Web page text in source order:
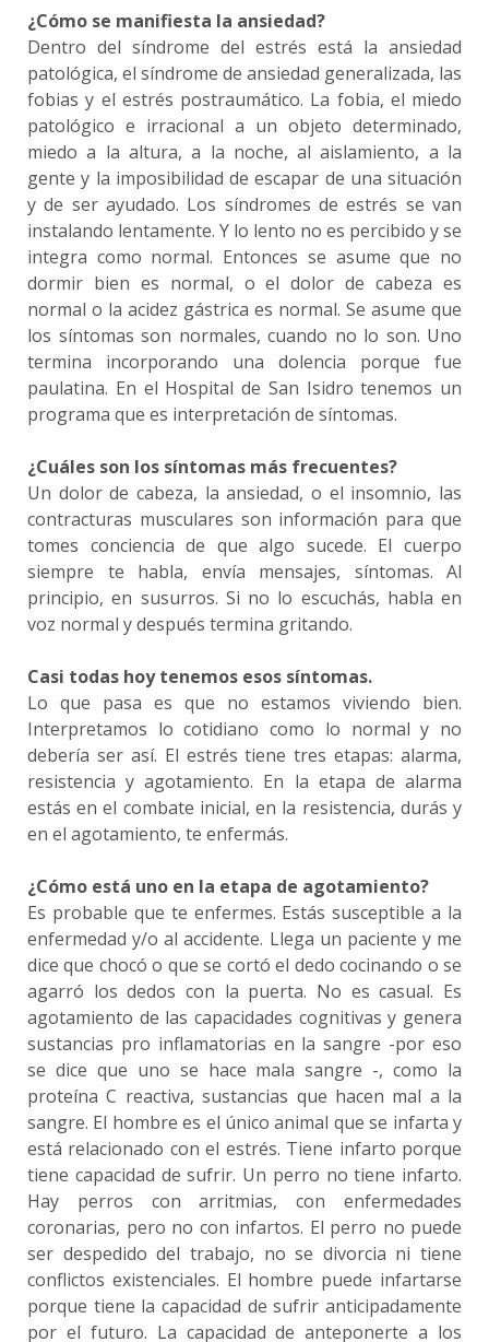
¿Cómo se manifiesta la ansiedad?
Dentro del síndrome del estrés está la ansiedad
patológica, el síndrome de ansiedad generalizada, las
fobias y el estrés postraumático. La fobia, el miedo
patológico e irracional a un objeto determinado,
miedo a la altura, a la noche, al aislamiento, a la
gente y la imposibilidad de escapar de una situación
y de ser ayudado. Los síndromes de estrés se van
instalando lentamente. Y lo lento no es percibido y se
integra como normal. Entonces se asume que no
dormir bien es normal, o el dolor de cabeza es
normal o la acidez gástrica es normal. Se asume que
los síntomas son normales, cuando no lo son. Uno
termina incorporando una dolencia porque fue
paulatina. En el Hospital de San Isidro tenemos un
programa que es interpretación de síntomas.
¿Cuáles son los síntomas más frecuentes?
Un dolor de cabeza, la ansiedad, o el insomnio, las
contracturas musculares son información para que
tomes conciencia de que algo sucede. El cuerpo
siempre te habla, envía mensajes, síntomas. Al
principio, en susurros. Si no lo escuchás, habla en
voz normal y después termina gritando.
Casi todas hoy tenemos esos síntomas.
Lo que pasa es que no estamos viviendo bien.
Interpretamos lo cotidiano como lo normal y no
debería ser así. El estrés tiene tres etapas: alarma,
resistencia y agotamiento. En la etapa de alarma
estás en el combate inicial, en la resistencia, durás y
en el agotamiento, te enfermás.
¿Cómo está uno en la etapa de agotamiento?
Es probable que te enfermes. Estás susceptible a la
enfermedad y/o al accidente. Llega un paciente y me
dice que chocó o que se cortó el dedo cocinando o se
agarró los dedos con la puerta. No es casual. Es
agotamiento de las capacidades cognitivas y genera
sustancias pro inflamatorias en la sangre -por eso
se dice que uno se hace mala sangre -, como la
proteína C reactiva, sustancias que hacen mal a la
sangre. El hombre es el único animal que se infarta y
está relacionado con el estrés. Tiene infarto porque
tiene capacidad de sufrir. Un perro no tiene infarto.
Hay perros con arritmias, con enfermedades
coronarias, pero no con infartos. El perro no puede
ser despedido del trabajo, no se divorcia ni tiene
conflictos existenciales. El hombre puede infartarse
porque tiene la capacidad de sufrir anticipadamente
por el futuro. La capacidad de anteponerte a los